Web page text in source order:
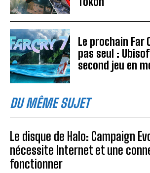
Le prochain Far
pas seul :
second jeu en
DU MÊME SUJET
Le disque de Halo: Campaign
nécessite Internet et une
fonctionner